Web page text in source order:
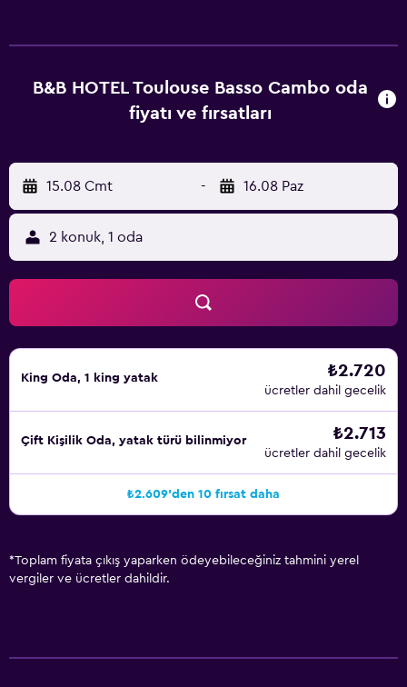
kahvaltı sunar. Diagora Kongre Merkezi, B&B HOTEL
Toulouse Basso Cambo tesisine 15 km uzaklıktayken Saint-
B&B HOTEL Toulouse Basso Cambo oda
fiyatı ve fırsatları
15.08 Cmt - 16.08 Paz
2 konuk, 1 oda
King Oda, 1 king yatak ₺2.720
ücretler dahil gecelik
Çift ​Kişilik Oda, yatak türü bilinmiyor ₺2.713
ücretler dahil gecelik
₺2.609'den 10 fırsat daha
*Toplam fiyata çıkış yaparken ödeyebileceğiniz tahmini yerel
vergiler ve ücretler dahildir.